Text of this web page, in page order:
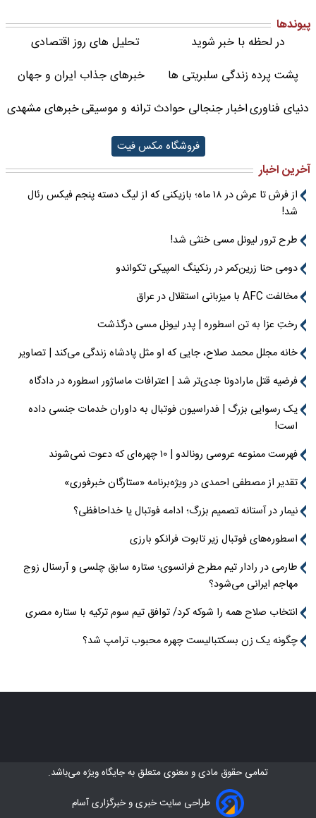
پیوندها
در لحظه با خبر شوید
تحلیل های روز اقتصادی
پشت پرده زندگی سلبریتی ها
خبرهای جذاب ایران و جهان
دنیای فناوریاخبار جنجالی حوادثترانه و موسیقیخبرهای مشهدی
فروشگاه مکس فیت
آخرین اخبار
از فرش تا عرش در ۱۸ ماه؛ بازیکنی که از لیگ دسته پنجم فیکس رئال
شد!
طرح ترور لیونل مسی خنثی شد!
دومی حنا زرین‌کمر در رنکینگ المپیکی تکواندو
مخالفت AFC با میزبانی استقلال در عراق
رختِ عزا به تن اسطوره | پدر لیونل مسی درگذشت
خانه مجلل محمد صلاح، جایی که او مثل پادشاه زندگی می‌کند | تصاویر
فرضیه قتل مارادونا جدی‌تر شد | اعترافات ماساژور اسطوره در دادگاه
یک رسوایی بزرگ | فدراسیون فوتبال به داوران خدمات جنسی داده
است!
فهرست ممنوعه عروسی رونالدو | ۱۰ چهره‌ای که دعوت نمی‌شوند
تقدیر از مصطفی احمدی در ویژه‌برنامه «ستارگان خبرفوری»
نیمار در آستانه تصمیم بزرگ؛ ادامه فوتبال یا خداحافظی؟
اسطوره‌های فوتبال زیر تابوت فرانکو بارزی
طارمی در رادار تیم مطرح فرانسوی؛ ستاره سابق چلسی و آرسنال زوج
مهاجم ایرانی می‌شود؟
انتخاب صلاح همه را شوکه کرد/ توافق تیم سوم ترکیه با ستاره مصری
چگونه یک زن بسکتبالیست چهره محبوب ترامپ شد؟
تمامی حقوق مادی و معنوی متعلق بهجایگاه ویژهمی‌باشد.
طراحی سایت خبری و خبرگزاری آسام